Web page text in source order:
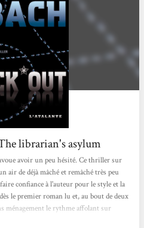
librarian's asylum
avoir un peu hésité. Ce thriller sur
air de déjà mâché et remâché très peu
confiance à l'auteur pour le style et la
le premier roman lu et, au bout de deux
ménagement le rythme affolant sur